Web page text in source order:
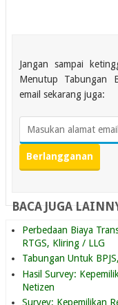
Jangan sampai
Menutup Tabungan
email sekarang juga:
BACA JUGA
Perbedaan Biaya
RTGS, Kliring / LLG
Tabungan Untuk
Hasil Survey:
Netizen
Survey: Kepemilikan